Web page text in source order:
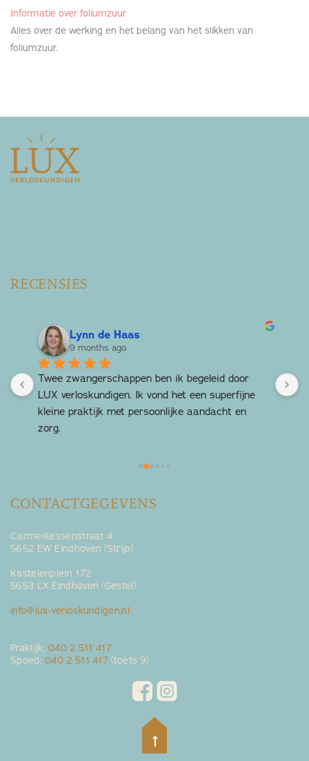
Informatie over foliumzuur
Alles over de werking en het belang van het slikken van
foliumzuur.
RECENSIES
Lynn de Haas
9 months ago
Twee zwangerschappen ben ik begeleid door
LUX verloskundigen. Ik vond het een superfijne
kleine praktijk met persoonlijke aandacht en
zorg.
CONTACTGEGEVENS
Carmelitessenstraat 4
5652 EW Eindhoven (Strijp)
Kastelenplein 172
5653 LX Eindhoven (Gestel)
info@lux-verloskundigen.nl
Praktijk: 040 2 511 417
Spoed:040 2 511 417 (toets 9)